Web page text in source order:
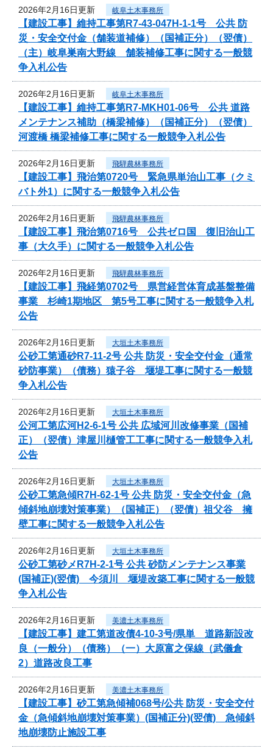
2026年2月16日更新 岐阜土木事務所
【建設工事】維持工事第R7-43-047H-1-1号 公共 防
災・安全交付金（舗装道補修）（国補正分）（翌債）
（主）岐阜巣南大野線 舗装補修工事に関する一般競
争入札公告
2026年2月16日更新 岐阜土木事務所
【建設工事】維持工事第R7-MKH01-06号 公共 道路
メンテナンス補助（橋梁補修）（国補正分）（翌債）
河渡橋 橋梁補修工事に関する一般競争入札公告
2026年2月16日更新 飛騨農林事務所
【建設工事】飛治第0720号 緊急県単治山工事（クミ
バト外1）に関する一般競争入札公告
2026年2月16日更新 飛騨農林事務所
【建設工事】飛治第0716号 公共ゼロ国 復旧治山工
事（大久手）に関する一般競争入札公告
2026年2月16日更新 飛騨農林事務所
【建設工事】飛経第0702号 県営経営体育成基盤整備
事業 杉崎1期地区 第5号工事に関する一般競争入札
公告
2026年2月16日更新 大垣土木事務所
公砂工第通砂R7-11-2号 公共 防災・安全交付金（通常
砂防事業）（債務）猿子谷 堰堤工事に関する一般競
争入札公告
2026年2月16日更新 大垣土木事務所
公河工第広河H2-6-1号 公共 広域河川改修事業（国補
正）（翌債）津屋川樋管工工事に関する一般競争入札
公告
2026年2月16日更新 大垣土木事務所
公砂工第急傾R7H-62-1号 公共 防災・安全交付金（急
傾斜地崩壊対策事業）（国補正）（翌債）祖父谷 擁
壁工事に関する一般競争入札公告
2026年2月16日更新 大垣土木事務所
公砂工第砂メR7H-2-1号 公共 砂防メンテナンス事業
(国補正)(翌債) 今須川 堰堤改築工事に関する一般競
争入札公告
2026年2月16日更新 美濃土木事務所
【建設工事】建工第道改債4-10-3号/県単 道路新設改
良（一般分）（債務）（一）大原富之保線（武儀倉
2）道路改良工事
2026年2月16日更新 美濃土木事務所
【建設工事】砂工第急傾補068号/公共 防災・安全交付
金（急傾斜地崩壊対策事業）(国補正分)(翌債) 急傾斜
地崩壊防止施設工事